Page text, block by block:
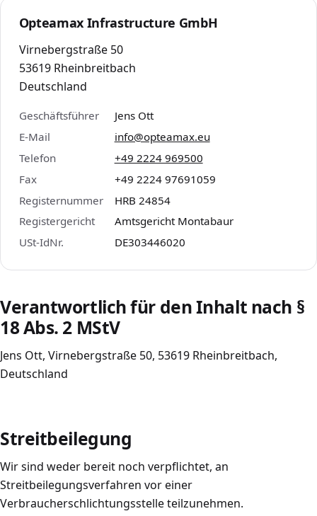
Opteamax Infrastructure GmbH
Virnebergstraße 50
53619 Rheinbreitbach
Deutschland
Geschäftsführer
Jens Ott
E-Mail
info@opteamax.eu
Telefon
+49 2224 969500
Fax
+49 2224 97691059
Registernummer
HRB 24854
Registergericht
Amtsgericht Montabaur
USt-IdNr.
DE303446020
Verantwortlich für den Inhalt nach §
18 Abs. 2 MStV
Jens Ott, Virnebergstraße 50, 53619 Rheinbreitbach,
Deutschland
Streitbeilegung
Wir sind weder bereit noch verpflichtet, an
Streitbeilegungsverfahren vor einer
Verbraucherschlichtungsstelle teilzunehmen.